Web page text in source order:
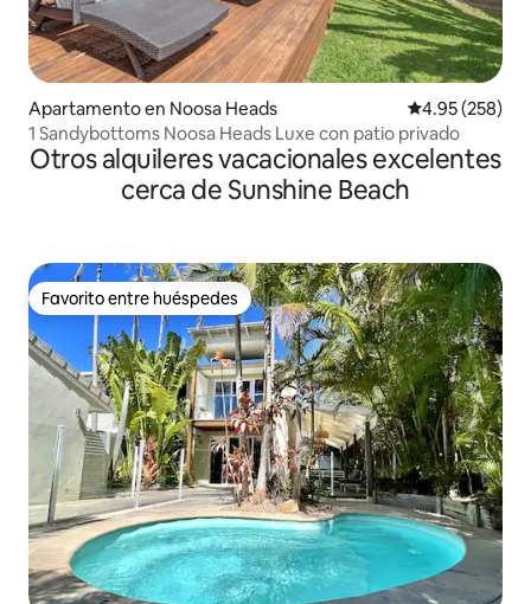
Apartamento en Noosa Heads Calificación
4.95 (258)
1 Sandybottoms Noosa Heads Luxe con patio privado
Otros alquileres vacacionales excelentes
cerca de Sunshine Beach
Favorito entre huéspedes
Favorito entre huéspedes